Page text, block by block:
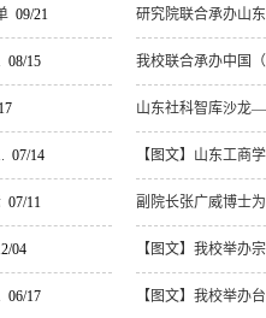
09/21
08/15
07/14
07/11
04
06/17
研究院联合承办山
我校联合承办中国
山东社科智库沙龙
【图文】山东工商
副院长张广威博士
【图文】我校举办
【图文】我校举办